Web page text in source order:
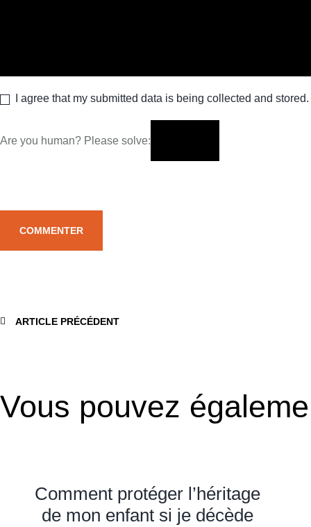
I agree that my submitted data is being collected and
Are you human? Please solve:
ARTICLE PRÉCÉDENT
Vous pouvez
Comment protéger l’héritage
de mon enfant si je décède